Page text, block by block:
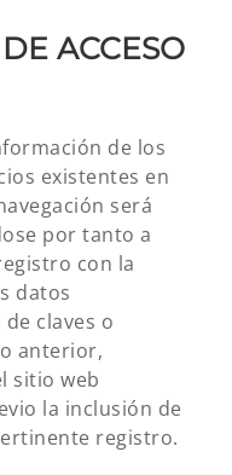
ACCESO
de los
existentes en
será
por tanto a
con la
datos
claves o
anterior,
sitio web
la inclusión de
registro.